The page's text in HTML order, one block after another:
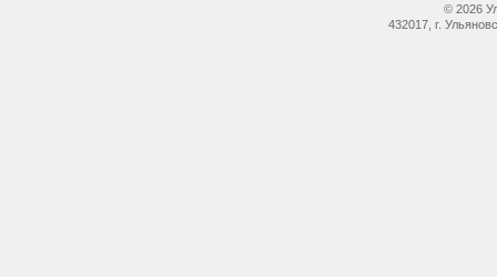
© 2026
432017, г.